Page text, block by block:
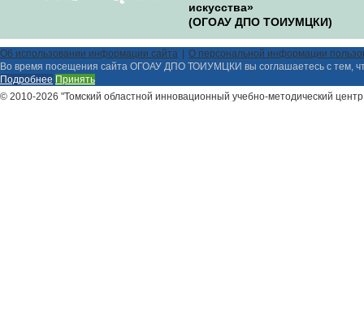
искусства»
(ОГОАУ ДПО ТОИУМЦКИ)
Об использовании информации сайта
О персональной информации
Во время посещения сайта ОГОАУ ДПО ТОИУМЦКИ вы соглашаетесь с тем,
Подробнее Принять
© 2010-2026 "Томский областной инновационный учебно-методический центр